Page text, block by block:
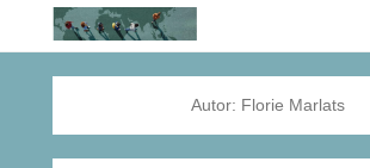
Autor: Florie Marlats